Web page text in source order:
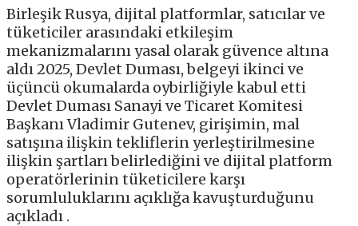
Birleşik Rusya, dijital platformlar, satıcılar ve
tüketiciler arasındaki etkileşim
mekanizmalarını yasal olarak güvence altına
aldı 2025, Devlet Duması, belgeyi ikinci ve
üçüncü okumalarda oybirliğiyle kabul etti
Devlet Duması Sanayi ve Ticaret Komitesi
Başkanı Vladimir Gutenev, girişimin, mal
satışına ilişkin tekliflerin yerleştirilmesine
ilişkin şartları belirlediğini ve dijital platform
operatörlerinin tüketicilere karşı
sorumluluklarını açıklığa kavuşturduğunu
açıkladı .